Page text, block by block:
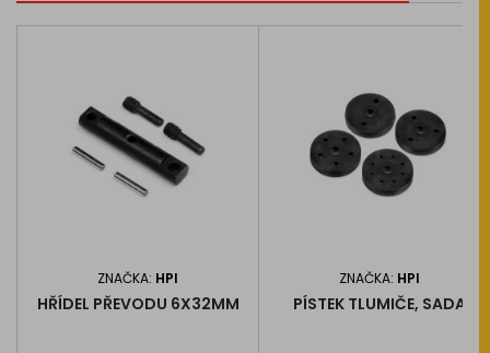
ZNAČKA: HPI
HŘÍDEL PŘEVODU 6X32MM
ZNAČKA: HPI
PÍSTEK TLUMIČE, SADA